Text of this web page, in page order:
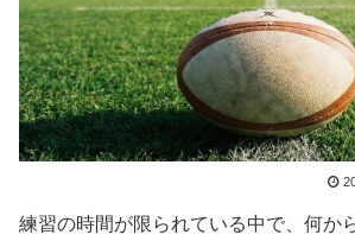
練習の時間が限られている中で、何か